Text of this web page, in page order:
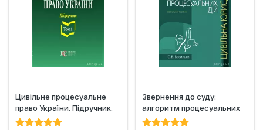
Цивільне процесуальне
право України. Підручник.
Том 1
Звернення до суду:
алгоритм процесуальних
дій (цивільна юрисдикція)